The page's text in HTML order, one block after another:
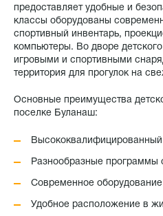
предоставляет удобные и
классы оборудованы
спортивный инвентарь,
компьютеры. Во дворе
игровыми и спортивными
территория для прогулок на
Основные преимущества
поселке Буланаш:
Высококвалифицированный
Разнообразные программы
Современное
Удобное расположение в